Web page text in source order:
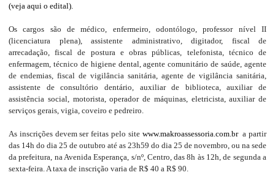
(veja aqui o edital).
Os cargos são de médico, enfermeiro, odontólogo, professor nível II
(licenciatura plena), assistente administrativo, digitador, fiscal de
arrecadação, fiscal de postura e obras públicas, telefonista, técnico de
enfermagem, técnico de higiene dental, agente comunitário de saúde, agente
de endemias, fiscal de vigilância sanitária, agente de vigilância sanitária,
assistente de consultório dentário, auxiliar de biblioteca, auxiliar de
assistência social, motorista, operador de máquinas, eletricista, auxiliar de
serviços gerais, vigia, coveiro e pedreiro.
As inscrições devem ser feitas pelo site www.makroassessoria.com.bra partir
das 14h do dia 25 de outubro até as 23h59 do dia 25 de novembro, ou na sede
da prefeitura, na Avenida Esperança, s/nº, Centro, das 8h às 12h, de segunda a
sexta-feira. A taxa de inscrição varia de R$ 40 a R$ 90.